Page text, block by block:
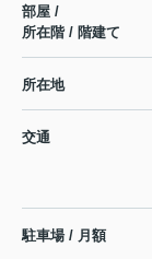
部屋 /
所在階 / 階建て
所在地
交通
駐車場 / 月額